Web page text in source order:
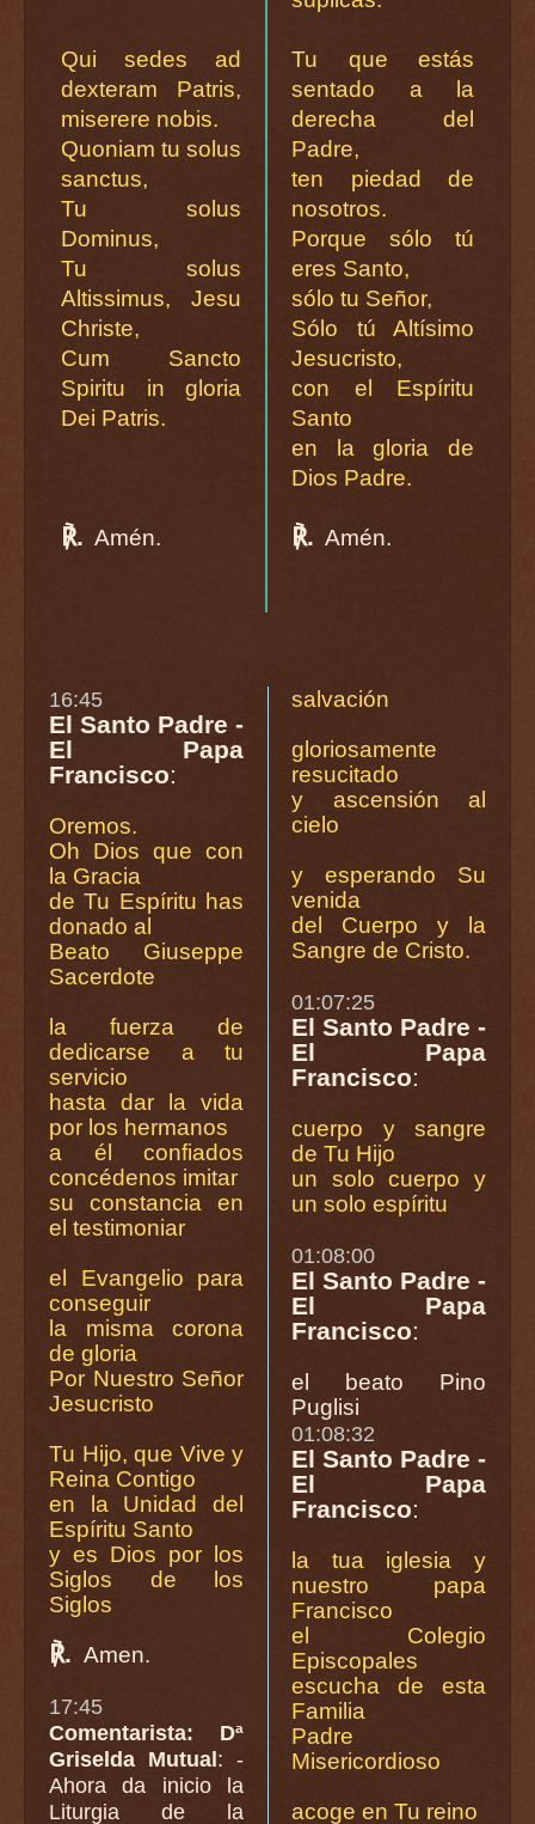
Qui sedes ad
dexteram Patris,
miserere nobis.
Quoniam tu solus
sanctus,
Tu solus
Dominus,
Tu solus
Altissimus, Jesu
Christe,
Cum Sancto
Spiritu in gloria
Dei Patris.
℟. Amén.
Tu que estás
sentado a la
derecha del
Padre,
ten piedad de
nosotros.
Porque sólo tú
eres Santo,
sólo tu Señor,
Sólo tú Altísimo
Jesucristo,
con el Espíritu
Santo
en la gloria de
Dios Padre.
℟. Amén.
16:45
El Santo Padre -
El Papa
Francisco:
Oremos.
Oh Dios que con
la Gracia
de Tu Espíritu has
donado al
Beato Giuseppe
Sacerdote
la fuerza de
dedicarse a tu
servicio
hasta dar la vida
por los hermanos
a él confiados
concédenos imitar
su constancia en
el testimoniar
el Evangelio para
conseguir
la misma corona
de gloria
Por Nuestro Señor
Jesucristo
Tu Hijo, que Vive y
Reina Contigo
en la Unidad del
Espíritu Santo
y es Dios por los
Siglos de los
Siglos
℟. Amen.
17:45
Comentarista: Dª
Griselda Mutual: -
Ahora da inicio la
Liturgia de la
salvación
gloriosamente
resucitado
y ascensión al
cielo
y esperando Su
venida
del Cuerpo y la
Sangre de Cristo.
01:07:25
El Santo Padre -
El Papa
Francisco:
cuerpo y sangre
de Tu Hijo
un solo cuerpo y
un solo espíritu
01:08:00
El Santo Padre -
El Papa
Francisco:
el beato Pino
Puglisi
01:08:32
El Santo Padre -
El Papa
Francisco:
la tua iglesia y
nuestro papa
Francisco
el Colegio
Episcopales
escucha de esta
Familia
Padre
Misericordioso
acoge en Tu reino